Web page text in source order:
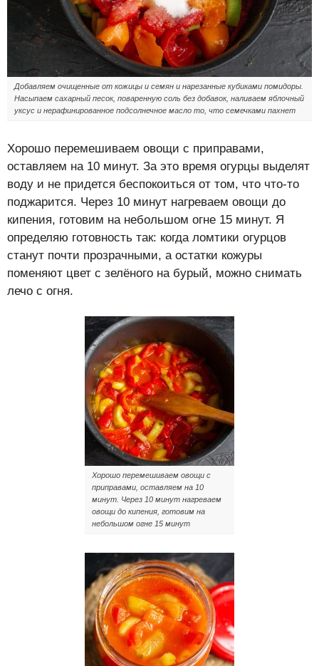
Добавляем очищенные от кожицы и семян и нарезанные кубиками помидоры.
Насыпаем сахарный песок, поваренную соль без добавок, наливаем яблочный
уксус и нерафинированное подсолнечное масло то, что семечками пахнет
Хорошо перемешиваем овощи с приправами,
оставляем на 10 минут. За это время огурцы выделят
воду и не придется беспокоиться от том, что что-то
поджарится. Через 10 минут нагреваем овощи до
кипения, готовим на небольшом огне 15 минут. Я
определяю готовность так: когда ломтики огурцов
станут почти прозрачными, а остатки кожуры
поменяют цвет с зелёного на бурый, можно снимать
лечо с огня.
Хорошо перемешиваем овощи с
приправами, оставляем на 10
минут. Через 10 минут нагреваем
овощи до кипения, готовим на
небольшом огне 15 минут